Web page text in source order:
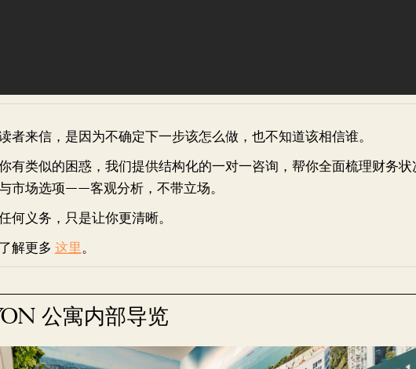
者来信，是因为不确定下一步该怎么做，也不知道该相信谁。
有类似的困惑，我们提供结构化的一对一咨询，帮你全面梳理财务
市场选项——客观分析，不带立场。
何义务，只是让你更清晰。
解更多 这里。
公寓内部导览